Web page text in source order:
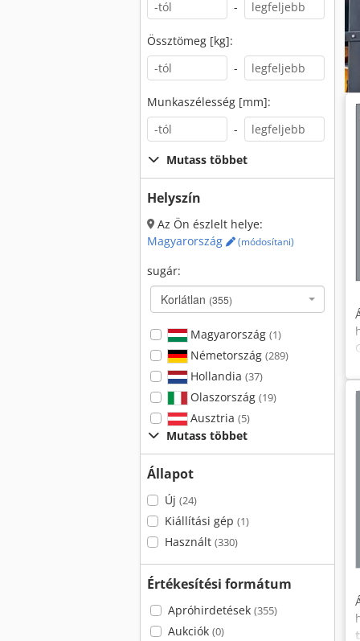
-
Össztömeg [kg]:
-
Munkaszélesség [mm]:
-
Mutass többet
Helyszín
Az Ön észlelt helye:
Magyarország
(módosítani)
sugár:
Korlátlan (355)
Magyarország (1)
Németország (289)
Hollandia (37)
Olaszország (19)
Ausztria (5)
Mutass többet
Állapot
Új (24)
Kiállítási gép (1)
Használt (330)
Értékesítési formátum
Apróhirdetések (355)
Aukciók (0)